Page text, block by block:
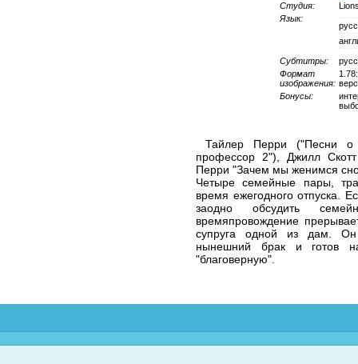
Студия:
Язык:
Субтитры:
Формат
изображения:
Бонусы:
Тайлер Перри ("Песни о
профессор 2"), Джилл
Перри "Зачем мы женимся
Четыре семейные пары,
время ежегодного отпуска.
заодно обсудить
времяпровождение
супруга одной из дам. Он
нынешний брак и готов
"благоверную".